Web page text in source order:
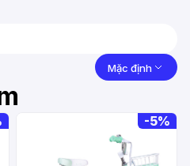
Mặc định
-5%